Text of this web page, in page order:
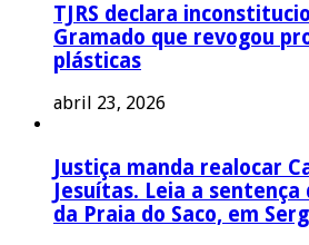
TJRS declara
Gramado que revogou
plásticas
abril 23, 2026
Justiça manda realocar
Jesuítas. Leia a
da Praia do Saco, em